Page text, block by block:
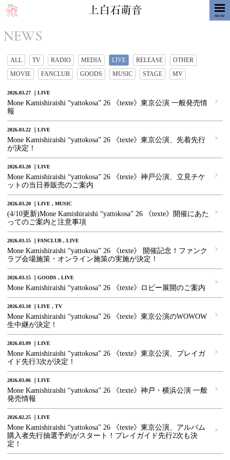
MENU
NEWS
ALL TV RADIO MEDIA LIVE RELEASE
OTHER
MOVIE
FANCLUB GOODS MUSIC STAGE MV
2026.03.27 LIVE
Mone Kamishiraishi “yattokosa” 26 《texte》東京公演 一般発売情
報
2026.03.22 LIVE
Mone Kamishiraishi “yattokosa” 26 《texte》東京公演、先着先行
が決定！
2026.03.20 LIVE
Mone Kamishiraishi “yattokosa” 26 《texte》神戸公演、立見チケ
ットの当日券販売のご案内
2026.03.20 LIVE MUSIC
(4/10更新)Mone Kamishiraishi “yattokosa” 26 《texte》開催にあた
ってのご案内と注意事項
2026.03.15 FANCLUB LIVE
Mone Kamishiraishi “yattokosa” 26 《texte》 開催記念！ファンク
ラブ会場施策・オンライン施策の実施が決定！
2026.03.15 GOODS LIVE
Mone Kamishiraishi “yattokosa” 26 《texte》ロビー展開のご案内
2026.03.10 LIVE TV
Mone Kamishiraishi “yattokosa” 26 《texte》東京公演のWOWOW
生中継が決定！
2026.03.09 LIVE
Mone Kamishiraishi “yattokosa” 26 《texte》東京公演、プレイガ
イド先行3次が決定！
2026.03.06 LIVE
Mone Kamishiraishi “yattokosa” 26 《texte》神戸・横浜公演 一般
発売情報
2026.02.25 LIVE
Mone Kamishiraishi “yattokosa” 26 《texte》東京公演、アルバム
購入者先行抽選予約がスタート！プレイガイド先行2次も決
定！